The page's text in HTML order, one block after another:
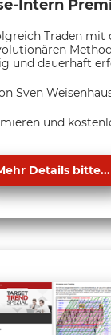
Intern
Traden mit
und dauerhaft
Sven
und
Details bitte...